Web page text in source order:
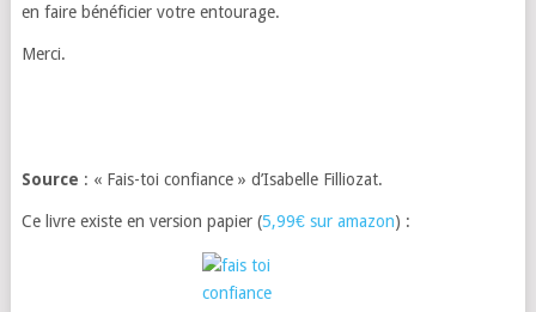
en faire bénéficier votre entourage.
Merci.
Source : « Fais-toi confiance » d’Isabelle Filliozat.
Ce livre existe en version papier (5,99€ sur amazon) :